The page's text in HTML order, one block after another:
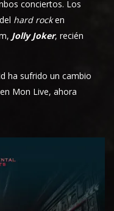
conciertos. Los
hard rocken
Jolly Joker, recién
ha sufrido un cambio
Mon Live, ahora